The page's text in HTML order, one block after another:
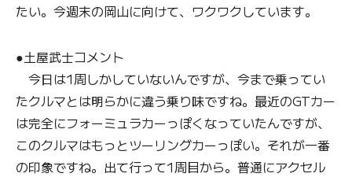
たい。今週末の岡山に向けて、ワクワクしています。
●土屋武士コメント
今日は1周しかしていないんですが、今まで乗ってい
たクルマとは明らかに違う乗り味ですね。最近のGTカー
は完全にフォーミュラカーっぽくなっていたんですが、
このクルマはもっとツーリングカーっぽい。それが一番
の印象ですね。出て行って1周目から。普通にアクセル